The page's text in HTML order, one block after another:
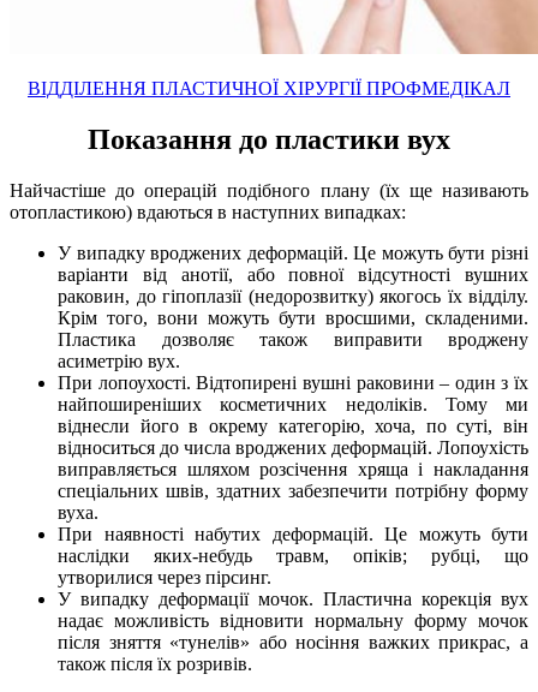
ВІДДІЛЕННЯ ПЛАСТИЧНОЇ ХІРУРГІЇ ПРОФМЕДІКАЛ
Показання до пластики вух
Найчастіше до операцій подібного плану (їх ще називають
отопластикою) вдаються в наступних випадках:
У випадку вроджених деформацій. Це можуть бути різні
варіанти від анотії, або повної відсутності вушних
раковин, до гіпоплазії (недорозвитку) якогось їх відділу.
Крім того, вони можуть бути вросшими, складеними.
Пластика дозволяє також виправити вроджену
асиметрію вух.
При лопоухості. Відтопирені вушні раковини – один з їх
найпоширеніших косметичних недоліків. Тому ми
віднесли його в окрему категорію, хоча, по суті, він
відноситься до числа вроджених деформацій. Лопоухість
виправляється шляхом розсічення хряща і накладання
спеціальних швів, здатних забезпечити потрібну форму
вуха.
При наявності набутих деформацій. Це можуть бути
наслідки яких-небудь травм, опіків; рубці, що
утворилися через пірсинг.
У випадку деформації мочок. Пластична корекція вух
надає можливість відновити нормальну форму мочок
після зняття «тунелів» або носіння важких прикрас, а
також після їх розривів.